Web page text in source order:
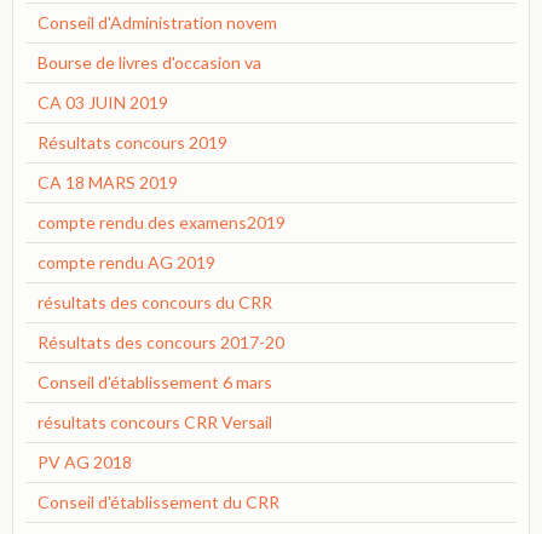
Conseil d'Administration novem
Bourse de livres d'occasion va
CA 03 JUIN 2019
Résultats concours 2019
CA 18 MARS 2019
compte rendu des examens2019
compte rendu AG 2019
résultats des concours du CRR
Résultats des concours 2017-20
Conseil d'établissement 6 mars
résultats concours CRR Versail
PV AG 2018
Conseil d'établissement du CRR